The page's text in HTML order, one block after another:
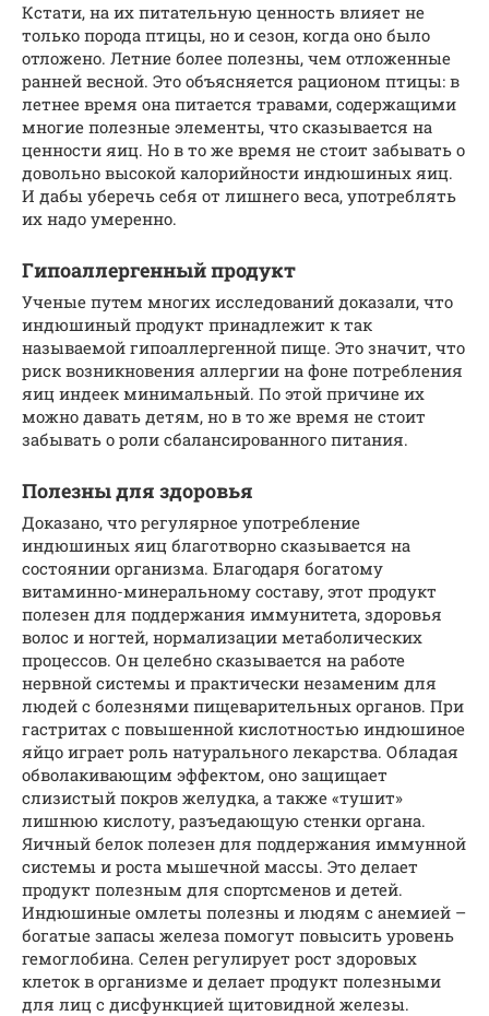
Кстати, на их питательную ценность влияет не
только порода птицы, но и сезон, когда оно было
отложено. Летние более полезны, чем отложенные
ранней весной. Это объясняется рационом птицы: в
летнее время она питается травами, содержащими
многие полезные элементы, что сказывается на
ценности яиц. Но в то же время не стоит забывать о
довольно высокой калорийности индюшиных яиц.
И дабы уберечь себя от лишнего веса, употреблять
их надо умеренно.
Гипоаллергенный продукт
Ученые путем многих исследований доказали, что
индюшиный продукт принадлежит к так
называемой гипоаллергенной пище. Это значит, что
риск возникновения аллергии на фоне потребления
яиц индеек минимальный. По этой причине их
можно давать детям, но в то же время не стоит
забывать о роли сбалансированного питания.
Полезны для здоровья
Доказано, что регулярное употребление
индюшиных яиц благотворно сказывается на
состоянии организма. Благодаря богатому
витаминно-минеральному составу, этот продукт
полезен для поддержания иммунитета, здоровья
волос и ногтей, нормализации метаболических
процессов. Он целебно сказывается на работе
нервной системы и практически незаменим для
людей с болезнями пищеварительных органов. При
гастритах с повышенной кислотностью индюшиное
яйцо играет роль натурального лекарства. Обладая
обволакивающим эффектом, оно защищает
слизистый покров желудка, а также «тушит»
лишнюю кислоту, разъедающую стенки органа.
Яичный белок полезен для поддержания иммунной
системы и роста мышечной массы. Это делает
продукт полезным для спортсменов и детей.
Индюшиные омлеты полезны и людям с анемией –
богатые запасы железа помогут повысить уровень
гемоглобина. Селен регулирует рост здоровых
клеток в организме и делает продукт полезными
для лиц с дисфункцией щитовидной железы.